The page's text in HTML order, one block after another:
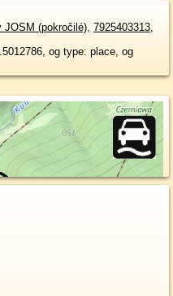
JOSM (pokročilé), 7925403313,
og type: place, og